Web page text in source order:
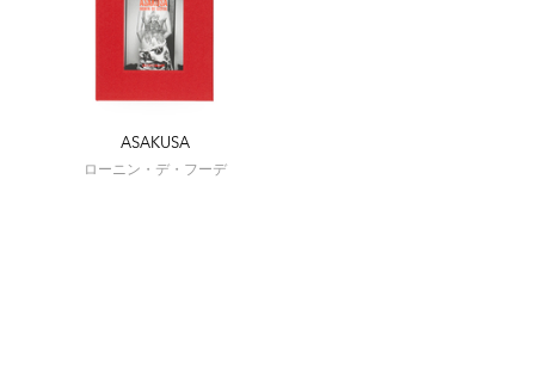
ASAKUSA
ローニン・デ・フーデ